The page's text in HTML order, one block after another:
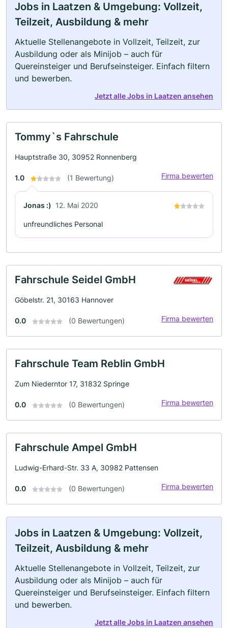
Jobs in Laatzen & Umgebung: Vollzeit,
Teilzeit, Ausbildung & mehr
Aktuelle Stellenangebote in Vollzeit, Teilzeit, zur
Ausbildung oder als Minijob – auch für
Quereinsteiger und Berufseinsteiger. Einfach filtern
und bewerben.
Jetzt alle Jobs in Laatzen ansehen
Tommy`s Fahrschule
Hauptstraße 30, 30952 Ronnenberg
1.0 (1 Bewertung) Firma bewerten
Jonas :) 12. Mai 2020
unfreundliches Personal
Fahrschule Seidel GmbH
Göbelstr. 21, 30163 Hannover
0.0 (0 Bewertungen) Firma bewerten
Fahrschule Team Reblin GmbH
Zum Niederntor 17, 31832 Springe
0.0 (0 Bewertungen) Firma bewerten
Fahrschule Ampel GmbH
Ludwig-Erhard-Str. 33 A, 30982 Pattensen
0.0 (0 Bewertungen) Firma bewerten
Jobs in Laatzen & Umgebung: Vollzeit,
Teilzeit, Ausbildung & mehr
Aktuelle Stellenangebote in Vollzeit, Teilzeit, zur
Ausbildung oder als Minijob – auch für
Quereinsteiger und Berufseinsteiger. Einfach filtern
und bewerben.
Jetzt alle Jobs in Laatzen ansehen